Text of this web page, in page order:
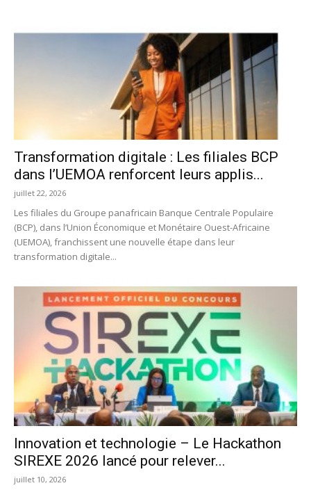
Transformation digitale : Les filiales BCP
dans l’UEMOA renforcent leurs applis...
juillet 22, 2026
Les filiales du Groupe panafricain Banque Centrale Populaire
(BCP), dans l’Union Économique et Monétaire Ouest-Africaine
(UEMOA), franchissent une nouvelle étape dans leur
transformation digitale...
Innovation et technologie – Le Hackathon
SIREXE 2026 lancé pour relever...
juillet 10, 2026